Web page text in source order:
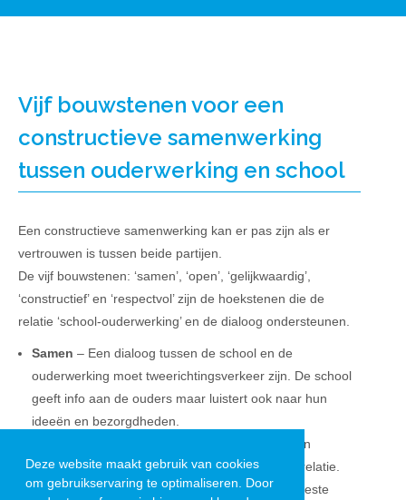
Deze website maakt gebruik van cookies
om gebruikservaring te optimaliseren. Door
Vijf bouwstenen voor een
constructieve samenwerking
tussen ouderwerking en school
Een constructieve samenwerking kan er pas zijn als er
vertrouwen is tussen beide partijen.
De vijf bouwstenen: ‘samen’, ‘open’, ‘gelijkwaardig’,
‘constructief’ en ‘respectvol’ zijn de hoekstenen die de
relatie ‘school-ouderwerking’ en de dialoog ondersteunen.
Samen – Een dialoog tussen de school en de
ouderwerking moet tweerichtingsverkeer zijn. De school
geeft info aan de ouders maar luistert ook naar hun
ideeën en bezorgdheden.
– Eerlijke communicatie zonder verborgen
agenda’s is kenmerkend voor een vertrouwensrelatie.
Gelijkwaardig– Ouders kennen hun kind het beste